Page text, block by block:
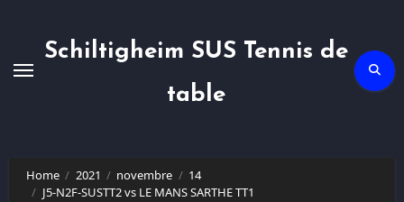
Schiltigheim SUS Tennis de
table
Home 2021 novembre
14
J5-N2F-SUSTT2 vs LE MANS SARTHE TT1